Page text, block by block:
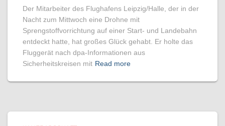
Der Mitarbeiter des Flughafens Leipzig/Halle, der in der
Nacht zum Mittwoch eine Drohne mit
Sprengstoffvorrichtung auf einer Start- und Landebahn
entdeckt hatte, hat großes Glück gehabt. Er holte das
Fluggerät nach dpa-Informationen aus
Sicherheitskreisen mit Read more